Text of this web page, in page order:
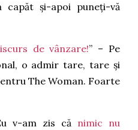
și-apoi puneți-vă
de vânzare!” – Pe
o admir tare, tare și
The Woman. Foarte
v-am zis că nimic nu